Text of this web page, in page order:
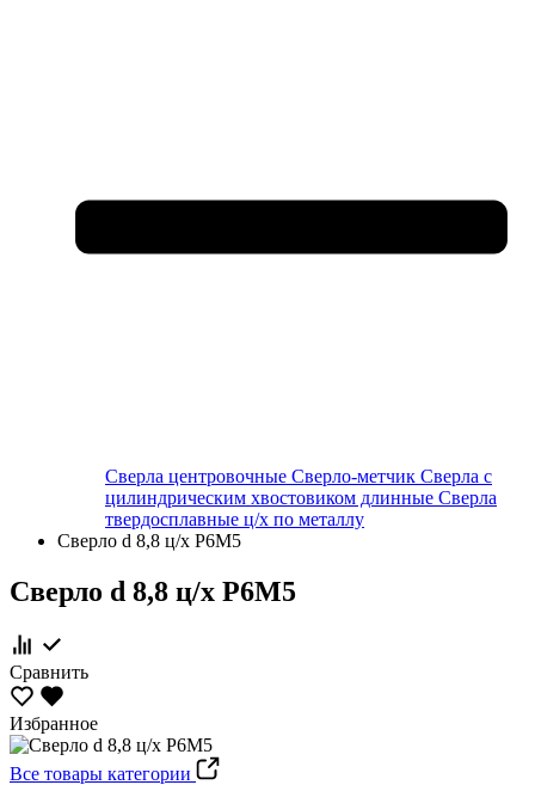
Сверла центровочные Сверло-метчик Сверла с
цилиндрическим хвостовиком длинные Сверла
твердосплавные ц/х по металлу
Сверло d 8,8 ц/х Р6М5
Сверло d 8,8 ц/х Р6М5
Сравнить
Избранное
Все товары категории